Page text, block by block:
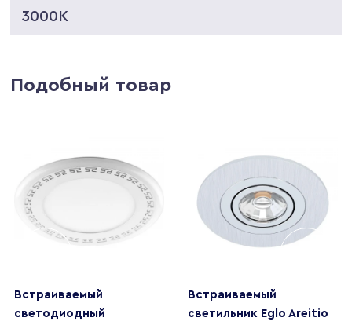
3000K
Подобный товар
Встраиваемый
светодиодный
Встраиваемый
светильник Eglo Areitio